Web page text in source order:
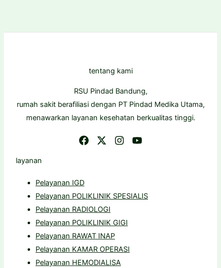
tentang kami
RSU Pindad Bandung,
rumah sakit berafiliasi dengan PT Pindad Medika Utama,
menawarkan layanan kesehatan berkualitas tinggi.
layanan
Pelayanan IGD
Pelayanan POLIKLINIK SPESIALIS
Pelayanan RADIOLOGI
Pelayanan POLIKLINIK GIGI
Pelayanan RAWAT INAP
Pelayanan KAMAR OPERASI
Pelayanan HEMODIALISA